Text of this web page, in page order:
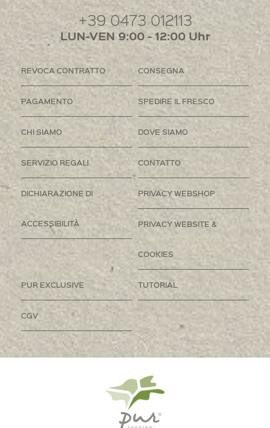
+39 0473 012113
LUN-VEN 9:00 - 12:00 Uhr
REVOCA CONTRATTO CONSEGNA
PAGAMENTO SPEDIRE IL FRESCO
CHI SIAMO DOVE SIAMO
SERVIZIO REGALI CONTATTO
DICHIARAZIONE DI
ACCESSIBILITÀ
PRIVACY WEBSHOP
PRIVACY WEBSITE &
COOKIES
PUR EXCLUSIVE TUTORIAL
CGV